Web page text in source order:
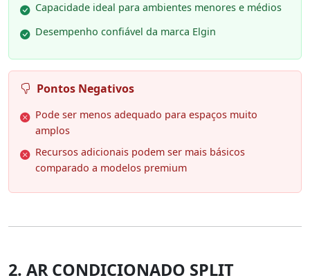
Capacidade ideal para ambientes menores e médios
Desempenho confiável da marca Elgin
Pontos Negativos
Pode ser menos adequado para espaços muito
amplos
Recursos adicionais podem ser mais básicos
comparado a modelos premium
2. AR CONDICIONADO SPLIT